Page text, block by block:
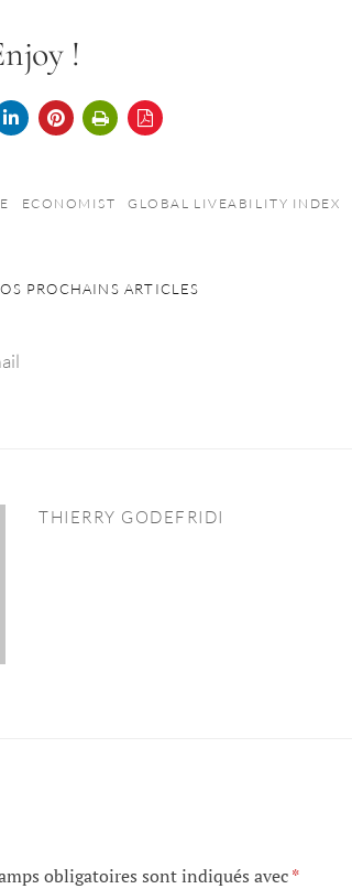
!
ECONOMIST GLOBAL LIVEABILITY INDEX
PROCHAINS ARTICLES
THIERRY GODEFRIDI
obligatoires sont indiqués avec*